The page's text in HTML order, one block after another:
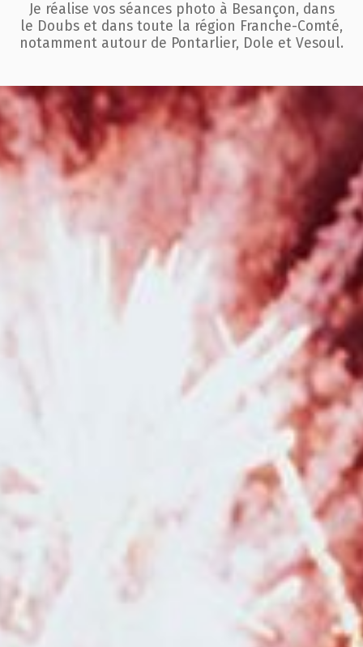
Je réalise vos séances photo à Besançon, dans
le Doubs et dans toute la région Franche-Comté,
notamment autour de Pontarlier, Dole et Vesoul.